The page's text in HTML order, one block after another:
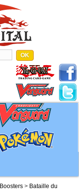
Boosters > Bataille du